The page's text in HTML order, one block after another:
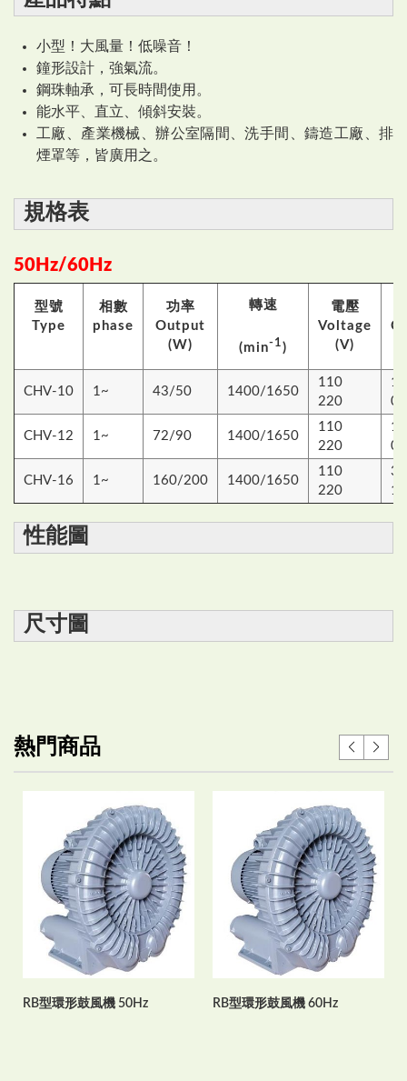
小型！大風量！低噪音！
鐘形設計，強氣流。
鋼珠軸承，可長時間使用。
能水平、直立、傾斜安裝。
工廠、產業機械、辦公室隔間、洗手間、鑄造工廠、排
煙罩等，皆廣用之。
規格表
50Hz/60Hz
型號
Type
相數
phase
功率
Output
(W)
轉速
(min-1 )
電壓
Voltage
(V)
CHV-10 1~ 43/50 1400/1650
110
220
CHV-12 1~ 72/90 1400/1650
110
220
CHV-16 1~ 160/200 1400/1650
110
220
性能圖
尺寸圖
熱門商品
RB型環形鼓風機 50Hz RB型環形鼓風機 60Hz